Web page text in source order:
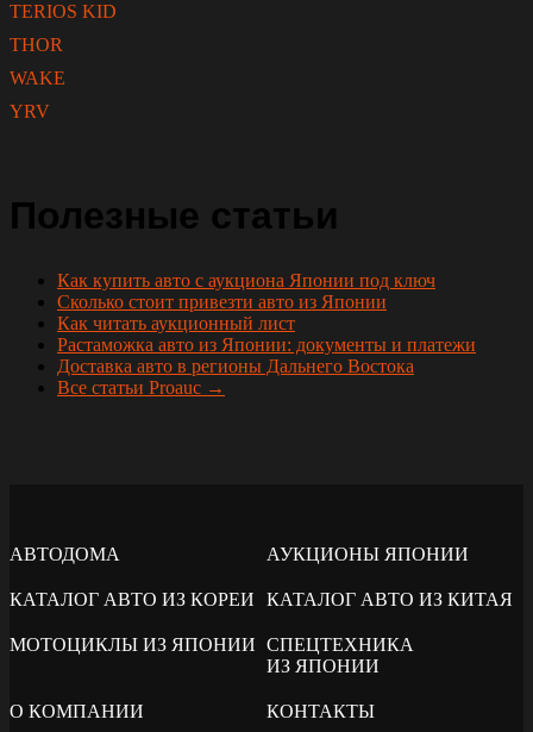
TERIOS KID
THOR
WAKE
YRV
Полезные статьи
Как купить авто с аукциона Японии под ключ
Сколько стоит привезти авто из Японии
Как читать аукционный лист
Растаможка авто из Японии: документы и платежи
Доставка авто в регионы Дальнего Востока
Все статьи Proauc →
АВТОДОМА АУКЦИОНЫ ЯПОНИИ
КАТАЛОГ АВТО ИЗ КОРЕИ КАТАЛОГ АВТО ИЗ КИТАЯ
МОТОЦИКЛЫ ИЗ ЯПОНИИ СПЕЦТЕХНИКА
ИЗ ЯПОНИИ
О КОМПАНИИ КОНТАКТЫ